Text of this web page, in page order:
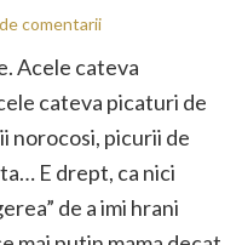
comentarii
Acele cateva
cateva picaturi de
norocosi, picurii de
E drept, ca nici
de a imi hrani